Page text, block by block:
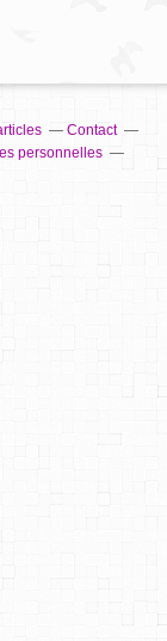
Contact
personnelles